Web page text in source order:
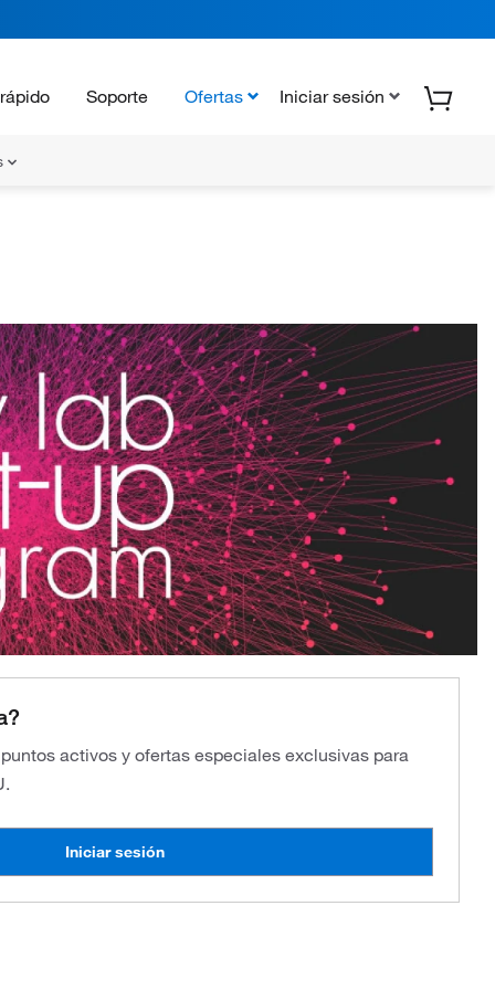
Soporte Ofertas Iniciar sesión
activos y ofertas especiales exclusivas para
Iniciar sesión